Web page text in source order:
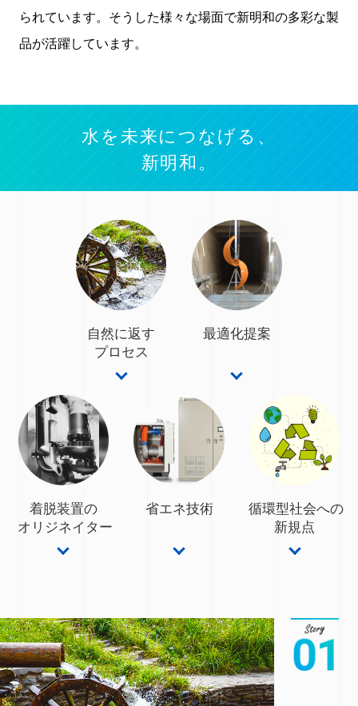
られています。そうした様々な場面で新明和の多彩な製
品が活躍しています。
水を未来につなげる、
新明和。
自然に返す
プロセス
最適化提案
着脱装置の
オリジネイター
省エネ技術
循環型社会への
新規点